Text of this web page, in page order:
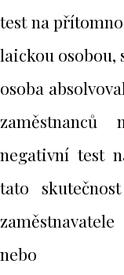
test na
laickou osobou,
osoba
negativní test
tato
nebo